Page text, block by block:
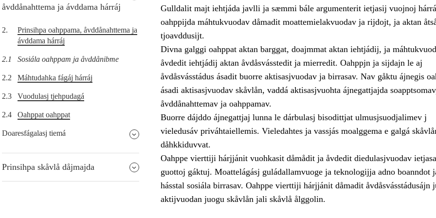
åvddånahttema ja ávddama hárráj
2.
Prinsihpa oahppama, åvddånahttema ja
ávddama hárráj
2.1 Sosiála oahppam ja åvddånibme
2.2 Máhtudahka fágáj hárráj
2.3 Vuodulasj tjehpudagá
2.4 Oahppat oahppat
Doaresfágalasj tiemá
Prinsihpa skåvlå dåjmajda
Gulldalit majt iehtjáda javlli ja sæmmi bále argumenterit ietjasij vuojnoj
oahppijda máhtukvuodav dåmadit moattemielakvuodav ja rijdojt, ja aktan
tjoavddusijt.
Divna galggi oahppat aktan barggat, doajmmat aktan iehtjádij, ja
åvdedit iehtjádij aktan åvdåsvásstedit ja mierredit. Oahppjn ja sijdajn le aj
åvdåsvásstádus ásadit buorre aktisasjvuodav ja birrasav. Nav gåktu ájnegis
ásadi aktisasjvuodav skåvlån, vaddá aktisasjvuohta ájnegattjajda
åvddånahttemav ja oahppamav.
Buorre dájddo ájnegattjaj lunna le dárbulasj bisodittjat ulmusjsuodjalimev j
vieledusáv priváhtaiellemis. Vieledahtes ja vassjás moalggema e galgá
dåhkkiduvvat.
Oahppe vierttiji hárjjánit vuohkasit dåmådit ja åvdedit diedulasjvuodav ietjasa
guottoj gáktuj. Moattelágásj guládallamvuoge ja teknologijja adno boanndot
hásstal sosiála birrasav. Oahppe vierttiji hárjjánit dåmadit åvdåsvásstádusájn
aktijvuodan juogu skåvlån jali skåvlå ålggolin.